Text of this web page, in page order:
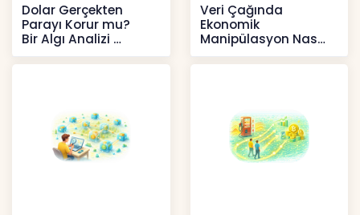
Dolar Gerçekten
Parayı Korur mu?
Bir Algı Analizi
İçerikler
Veri Çağında
Ekonomik
Manipülasyon Nasıl
Şekil Değiştirdi?
İçerikler